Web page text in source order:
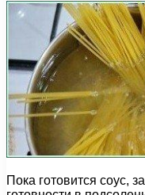
Пока готовится соус,